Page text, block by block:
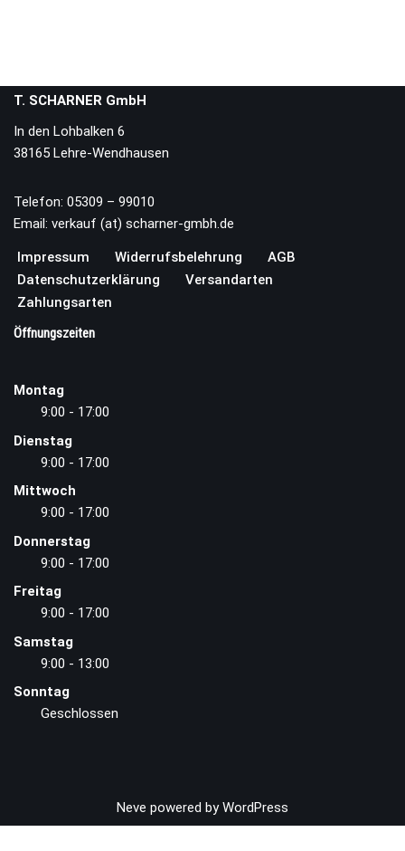
T. SCHARNER GmbH
In den Lohbalken 6
38165 Lehre-Wendhausen
Telefon: 05309 – 99010
Email: verkauf (at) scharner-gmbh.de
Impressum Widerrufsbelehrung
AGB
Datenschutzerklärung
Versandarten
Zahlungsarten
Öffnungszeiten
Montag
9:00 - 17:00
Dienstag
9:00 - 17:00
Mittwoch
9:00 - 17:00
Donnerstag
9:00 - 17:00
Freitag
9:00 - 17:00
Samstag
9:00 - 13:00
Sonntag
Geschlossen
Neve powered byWordPress